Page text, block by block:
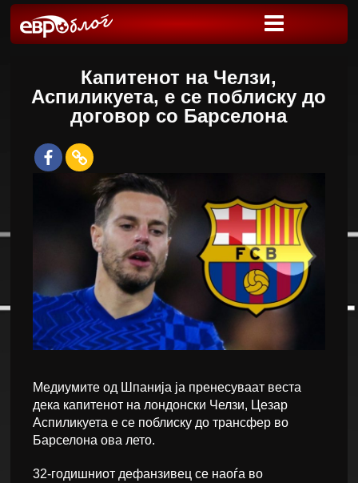
Капитенот на Челзи,
Аспиликуета, е се поблиску до
договор со Барселона
Медиумите од Шпанија ја пренесуваат веста
дека капитенот на лондонски Челзи, Цезар
Аспиликуета е се поблиску до трансфер во
Барселона ова лето.
32-годишниот дефанзивец се наоѓа во